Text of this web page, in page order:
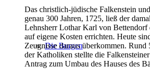
Die Burgen
Das christlich-jüdische Falkenstein
genau 300 Jahren, 1725, ließ der
Lehnsherr Lothar Karl von
auf eigene Kosten errichten. Heute
Zeugnisse daraus überkommen. Rund
der Katholiken stellte die
Antrag zum Umbau des Hauses des